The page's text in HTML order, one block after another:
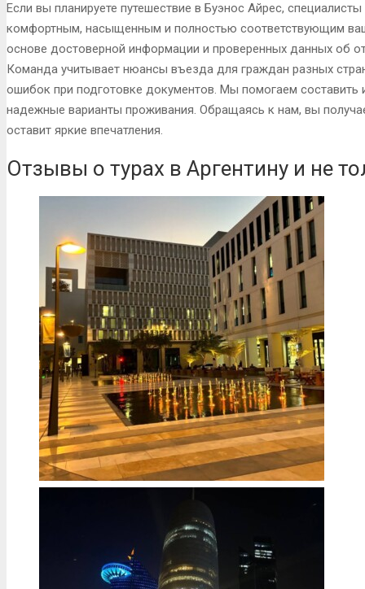
Если вы планируете путешествие в Буэнос Айрес,
комфортным, насыщенным и полностью соответствующим
основе достоверной информации и проверенных данных об
Команда учитывает нюансы въезда для граждан разных
ошибок при подготовке документов. Мы помогаем
надежные варианты проживания. Обращаясь к нам, вы
оставит яркие впечатления.
Отзывы о турах в Аргентину и не